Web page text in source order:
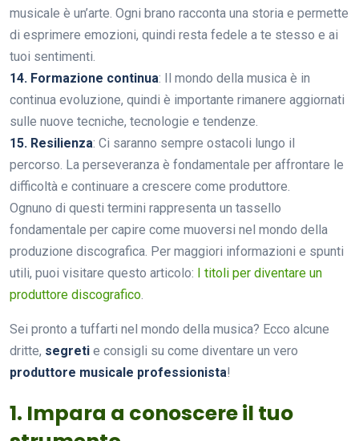
musicale è un’arte. Ogni brano racconta una storia e permette
di esprimere emozioni, quindi resta fedele a te stesso e ai
tuoi sentimenti.
14. Formazione continua: Il mondo della musica è in
continua evoluzione, quindi è importante rimanere aggiornati
sulle nuove tecniche, tecnologie e tendenze.
15. Resilienza: Ci saranno sempre ostacoli lungo il
percorso. La perseveranza è fondamentale per affrontare le
difficoltà e continuare a crescere come produttore.
Ognuno di questi termini rappresenta un tassello
fondamentale per capire come muoversi nel mondo della
produzione discografica. Per maggiori informazioni e spunti
utili, puoi visitare questo articolo: I titoli per diventare un
produttore discografico.
Sei pronto a tuffarti nel mondo della musica? Ecco alcune
dritte, segreti e consigli su come diventare un vero
produttore musicale professionista!
1. Impara a conoscere il tuo